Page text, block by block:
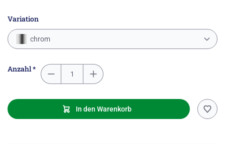
Variation
chrom
Anzahl *
In den Warenkorb